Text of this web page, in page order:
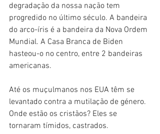
degradação da nossa nação tem
progredido no último século. A bandeira
do arco-íris é a bandeira da Nova Ordem
Mundial. A Casa Branca de Biden
hasteou-o no centro, entre 2 bandeiras
americanas.
Até os muçulmanos nos EUA têm se
levantado contra a mutilação de género.
Onde estão os cristãos? Eles se
tornaram tímidos, castrados.